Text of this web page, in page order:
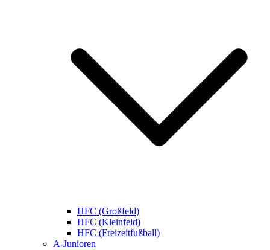
HFC (Großfeld)
HFC (Kleinfeld)
HFC (Freizeitfußball)
A-Junioren